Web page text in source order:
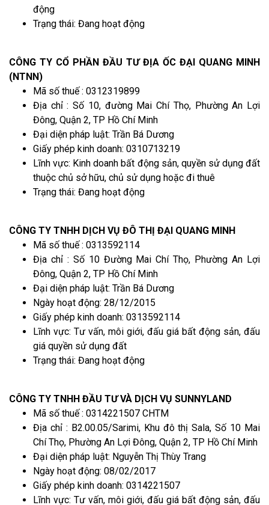
động
Trạng thái: Đang hoạt động
CÔNG TY CỔ PHẦN ĐẦU TƯ ĐỊA ỐC ĐẠI QUANG MINH
(NTNN)
Mã số thuế : 0312319899
Địa chỉ : Số 10, đường Mai Chí Thọ, Phường An Lợi
Đông, Quận 2, TP Hồ Chí Minh
Đại diện pháp luật: Trần Bá Dương
Giấy phép kinh doanh: 0310713219
Lĩnh vực: Kinh doanh bất động sản, quyền sử dụng đất
thuộc chủ sở hữu, chủ sử dụng hoặc đi thuê
Trạng thái: Đang hoạt động
CÔNG TY TNHH DỊCH VỤ ĐÔ THỊ ĐẠI QUANG MINH
Mã số thuế : 0313592114
Địa chỉ : Số 10 Đường Mai Chí Thọ, Phường An Lợi
Đông, Quận 2, TP Hồ Chí Minh
Đại diện pháp luật: Trần Bá Dương
Ngày hoạt động: 28/12/2015
Giấy phép kinh doanh: 0313592114
Lĩnh vực: Tư vấn, môi giới, đấu giá bất động sản, đấu
giá quyền sử dụng đất
Trạng thái: Đang hoạt động
CÔNG TY TNHH ĐẦU TƯ VÀ DỊCH VỤ SUNNYLAND
Mã số thuế : 0314221507 CHTM
Địa chỉ : B2.00.05/Sarimi, Khu đô thị Sala, Số 10 Mai
Chí Thọ, Phường An Lợi Đông, Quận 2, TP Hồ Chí Minh
Đại diện pháp luật: Nguyễn Thị Thùy Trang
Ngày hoạt động: 08/02/2017
Giấy phép kinh doanh: 0314221507
Lĩnh vực: Tư vấn, môi giới, đấu giá bất động sản, đấu